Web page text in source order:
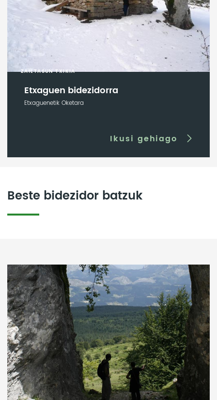
ZAILTASUN TXIKIA
Etxaguen bidezidorra
Etxaguenetik Oketara
Ikusi gehiago
Beste bidezidor batzuk